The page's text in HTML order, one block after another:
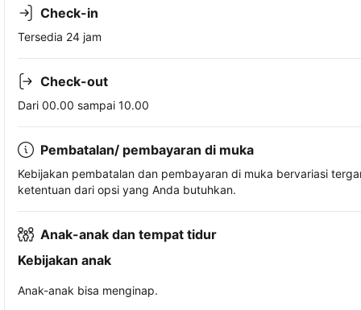
Check-in
Tersedia 24 jam
Check-out
Dari 00.00 sampai 10.00
Pembatalan/ pembayaran di muka
Kebijakan pembatalan dan pembayaran di muka bervariasi
ketentuan dari opsi yang Anda butuhkan.
Anak-anak dan tempat tidur
Kebijakan anak
Anak-anak bisa menginap.